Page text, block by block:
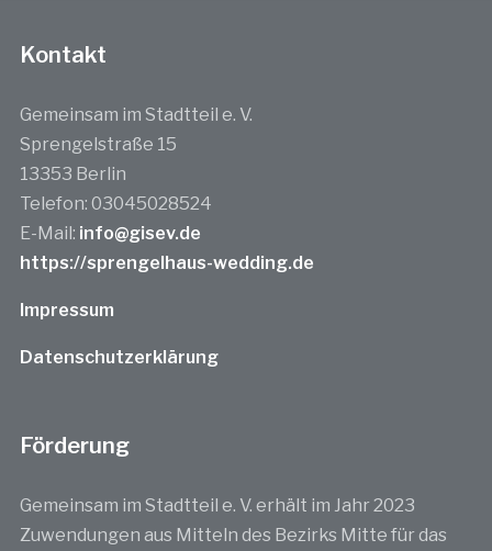
Kontakt
Gemeinsam im Stadtteil e. V.
Sprengelstraße 15
13353 Berlin
Telefon: 03045028524
E-Mail: info@gisev.de
https://sprengelhaus-wedding.de
Impressum
Datenschutzerklärung
Förderung
Gemeinsam im Stadtteil e. V. erhält im Jahr 2023
Zuwendungen aus Mitteln des Bezirks Mitte für das